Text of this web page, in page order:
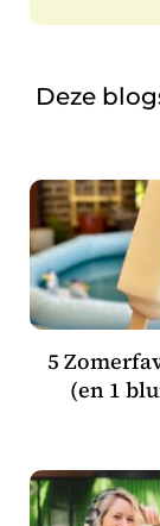
Deze
5
(en 1